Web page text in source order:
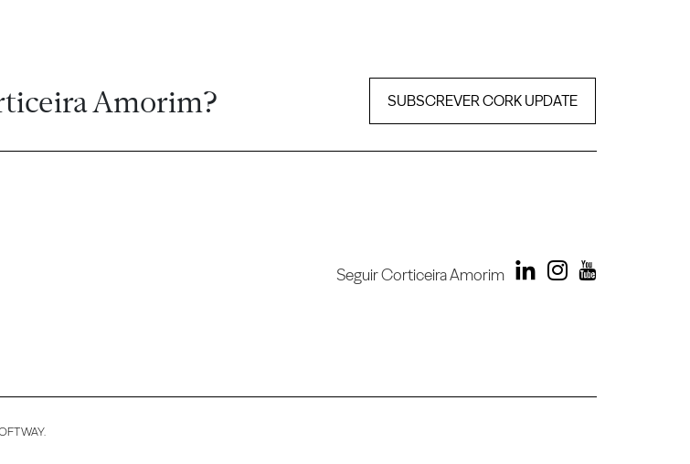
Amorim? SUBSCREVER CORK UPDATE
Seguir Corticeira Amorim
.